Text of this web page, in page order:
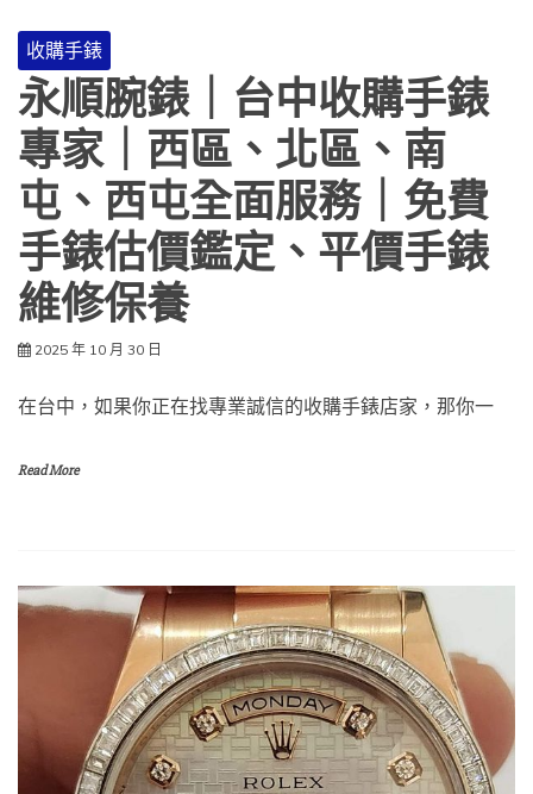
收購手錶
永順腕錶｜台中收購手錶
專家｜西區、北區、南
屯、西屯全面服務｜免費
手錶估價鑑定、平價手錶
維修保養
2025 年 10 月 30 日
在台中，如果你正在找專業誠信的收購手錶店家，那你一
Read More